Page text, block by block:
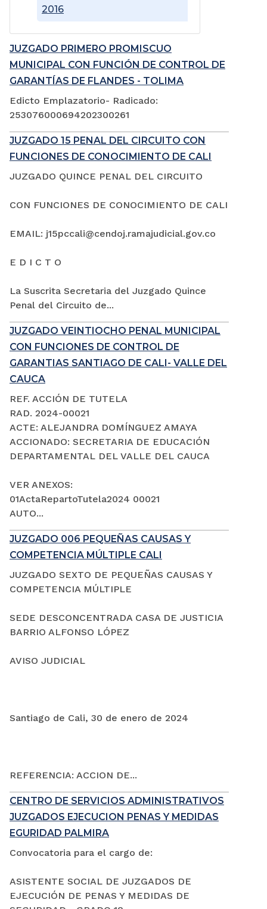
2016
JUZGADO PRIMERO PROMISCUO
MUNICIPAL CON FUNCIÓN DE CONTROL DE
GARANTÍAS DE FLANDES - TOLIMA
Edicto Emplazatorio- Radicado:
253076000694202300261
JUZGADO 15 PENAL DEL CIRCUITO CON
FUNCIONES DE CONOCIMIENTO DE CALI
JUZGADO QUINCE PENAL DEL CIRCUITO
CON FUNCIONES DE CONOCIMIENTO DE CALI
EMAIL: j15pccali@cendoj.ramajudicial.gov.co
E D I C T O
La Suscrita Secretaria del Juzgado Quince
Penal del Circuito de...
JUZGADO VEINTIOCHO PENAL MUNICIPAL
CON FUNCIONES DE CONTROL DE
GARANTIAS SANTIAGO DE CALI- VALLE DEL
CAUCA
REF. ACCIÓN DE TUTELA
RAD. 2024-00021
ACTE: ALEJANDRA DOMÍNGUEZ AMAYA
ACCIONADO: SECRETARIA DE EDUCACIÓN
DEPARTAMENTAL DEL VALLE DEL CAUCA
VER ANEXOS:
01ActaRepartoTutela2024 00021
AUTO...
JUZGADO 006 PEQUEÑAS CAUSAS Y
COMPETENCIA MÚLTIPLE CALI
JUZGADO SEXTO DE PEQUEÑAS CAUSAS Y
COMPETENCIA MÚLTIPLE
SEDE DESCONCENTRADA CASA DE JUSTICIA
BARRIO ALFONSO LÓPEZ
AVISO JUDICIAL
Santiago de Cali, 30 de enero de 2024
REFERENCIA: ACCION DE...
CENTRO DE SERVICIOS ADMINISTRATIVOS
JUZGADOS EJECUCION PENAS Y MEDIDAS
EGURIDAD PALMIRA
Convocatoria para el cargo de:
ASISTENTE SOCIAL DE JUZGADOS DE
EJECUCIÓN DE PENAS Y MEDIDAS DE